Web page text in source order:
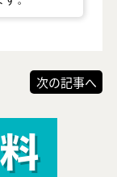
次の記事へ